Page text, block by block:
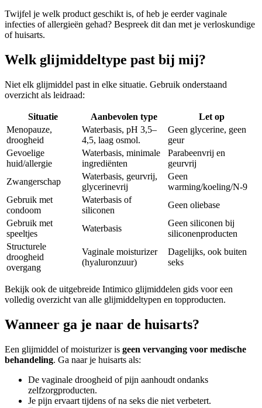
Twijfel je welk product geschikt is, of heb je eerder vaginale
infecties of allergieën gehad? Bespreek dit dan met je verloskundige
of huisarts.
Welk glijmiddeltype past bij mij?
Niet elk glijmiddel past in elke situatie. Gebruik onderstaand
overzicht als leidraad:
Situatie Aanbevolen type
Let op
Menopauze,
droogheid
Waterbasis, pH 3,5–
4,5, laag osmol.
Geen glycerine, geen
geur
Gevoelige
huid/allergie
Waterbasis, minimale
ingrediënten
Parabeenvrij en
geurvrij
Zwangerschap
Waterbasis, geurvrij,
glycerinevrij
Geen
warming/koeling/N-9
Gebruik met
condoom
Waterbasis of
siliconen
Geen oliebase
Gebruik met
speeltjes
Waterbasis
Geen siliconen bij
siliconenproducten
Structurele
droogheid
overgang
Vaginale moisturizer
(hyaluronzuur)
Dagelijks, ook buiten
seks
Bekijk ook de uitgebreide Intimico glijmiddelen gids voor een
volledig overzicht van alle glijmiddeltypen en topproducten.
Wanneer ga je naar de huisarts?
Een glijmiddel of moisturizer is geen vervanging voor medische
behandeling. Ga naar je huisarts als:
De vaginale droogheid of pijn aanhoudt ondanks
zelfzorgproducten.
Je pijn ervaart tijdens of na seks die niet verbetert.